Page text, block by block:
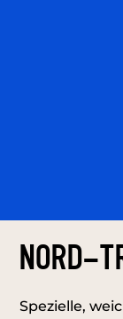
Nord-
Spezielle,